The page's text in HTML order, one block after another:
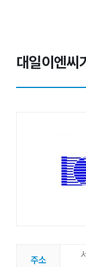
대일이엔
주소